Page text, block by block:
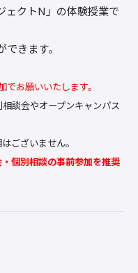
ェクトN」の体験授業で
きます。
お願いいたします。
談会やオープンキャンパス
ございません。
個別相談の事前参加を推奨